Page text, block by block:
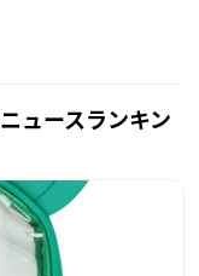
ュースランキン